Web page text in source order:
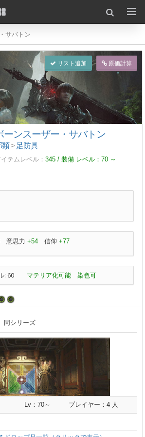
サバトン
リスト追加 原価計算
ーンスーザー・サバトン
類> 足防具
テムレベル： 345 / 装備 レベル： 70 ～
意思力 +54 信仰 +77
ル: 60 マテリア化可能 染色可
同シリーズ
Lv：70～ プレイヤー：4 人